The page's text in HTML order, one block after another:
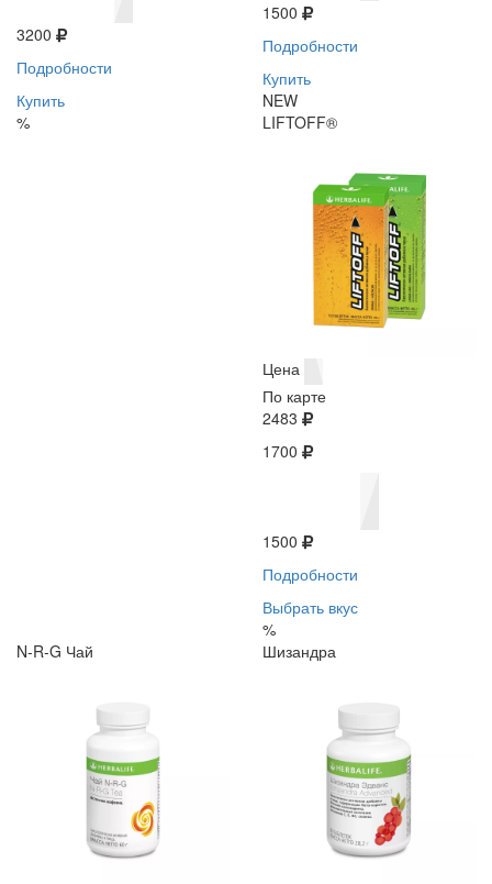
3200
Подробности
Купить
%
1500
Подробности
Купить
NEW
LIFTOFF®
Цена
По карте
2483
1700
1500
Подробности
Выбрать вкус
%
N-R-G Чай
Шизандра